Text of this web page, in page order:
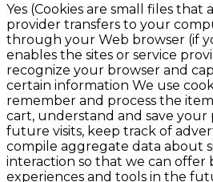
Yes (Cookies are small files that
provider transfers to your
through your Web browser (if
enables the sites or service
recognize your browser and
certain information We use
remember and process the
cart, understand and save your
future visits, keep track of
compile aggregate data about
interaction so that we can offer
experiences and tools in the